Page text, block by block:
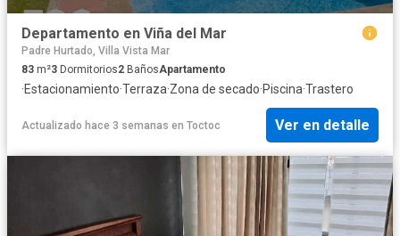
Departamento en Viña del Mar
Padre Hurtado, Villa Vista Mar
83 m²3 Dormitorios2 BañosApartamento
·Estacionamiento·Terraza·Zona de secado·Piscina·Trastero
Actualizado hace 3 semanas en Toctoc Ver en detalle